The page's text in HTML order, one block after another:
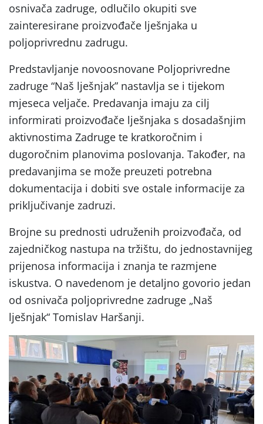
osnivača zadruge, odlučilo okupiti sve
zainteresirane proizvođače lješnjaka u
poljoprivrednu zadrugu.
Predstavljanje novoosnovane Poljoprivredne
zadruge “Naš lješnjak” nastavlja se i tijekom
mjeseca veljače. Predavanja imaju za cilj
informirati proizvođače lješnjaka s dosadašnjim
aktivnostima Zadruge te kratkoročnim i
dugoročnim planovima poslovanja. Također, na
predavanjima se može preuzeti potrebna
dokumentacija i dobiti sve ostale informacije za
priključivanje zadruzi.
Brojne su prednosti udruženih proizvođača, od
zajedničkog nastupa na tržištu, do jednostavnijeg
prijenosa informacija i znanja te razmjene
iskustva. O navedenom je detaljno govorio jedan
od osnivača poljoprivredne zadruge „Naš
lješnjak“ Tomislav Haršanji.